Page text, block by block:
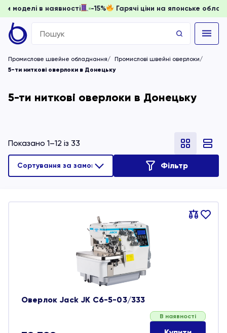
доки моделі в наявності -15% Гарячі ціни на
Search
for:
Промислове швейне обладнання
Промислові швейні оверлоки
5-ти ниткові оверлоки в Донецьку
5-ти ниткові оверлоки в Донецьку
Показано 1–12 із 33
Фільтр
Порівняти
В
Оверлок Jack JK C6-5-03/333
В наявності